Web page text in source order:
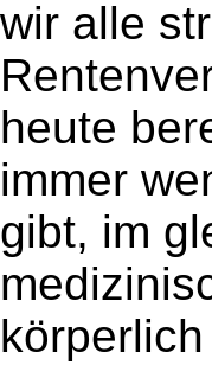
wir alle
heute
immer
gibt, im